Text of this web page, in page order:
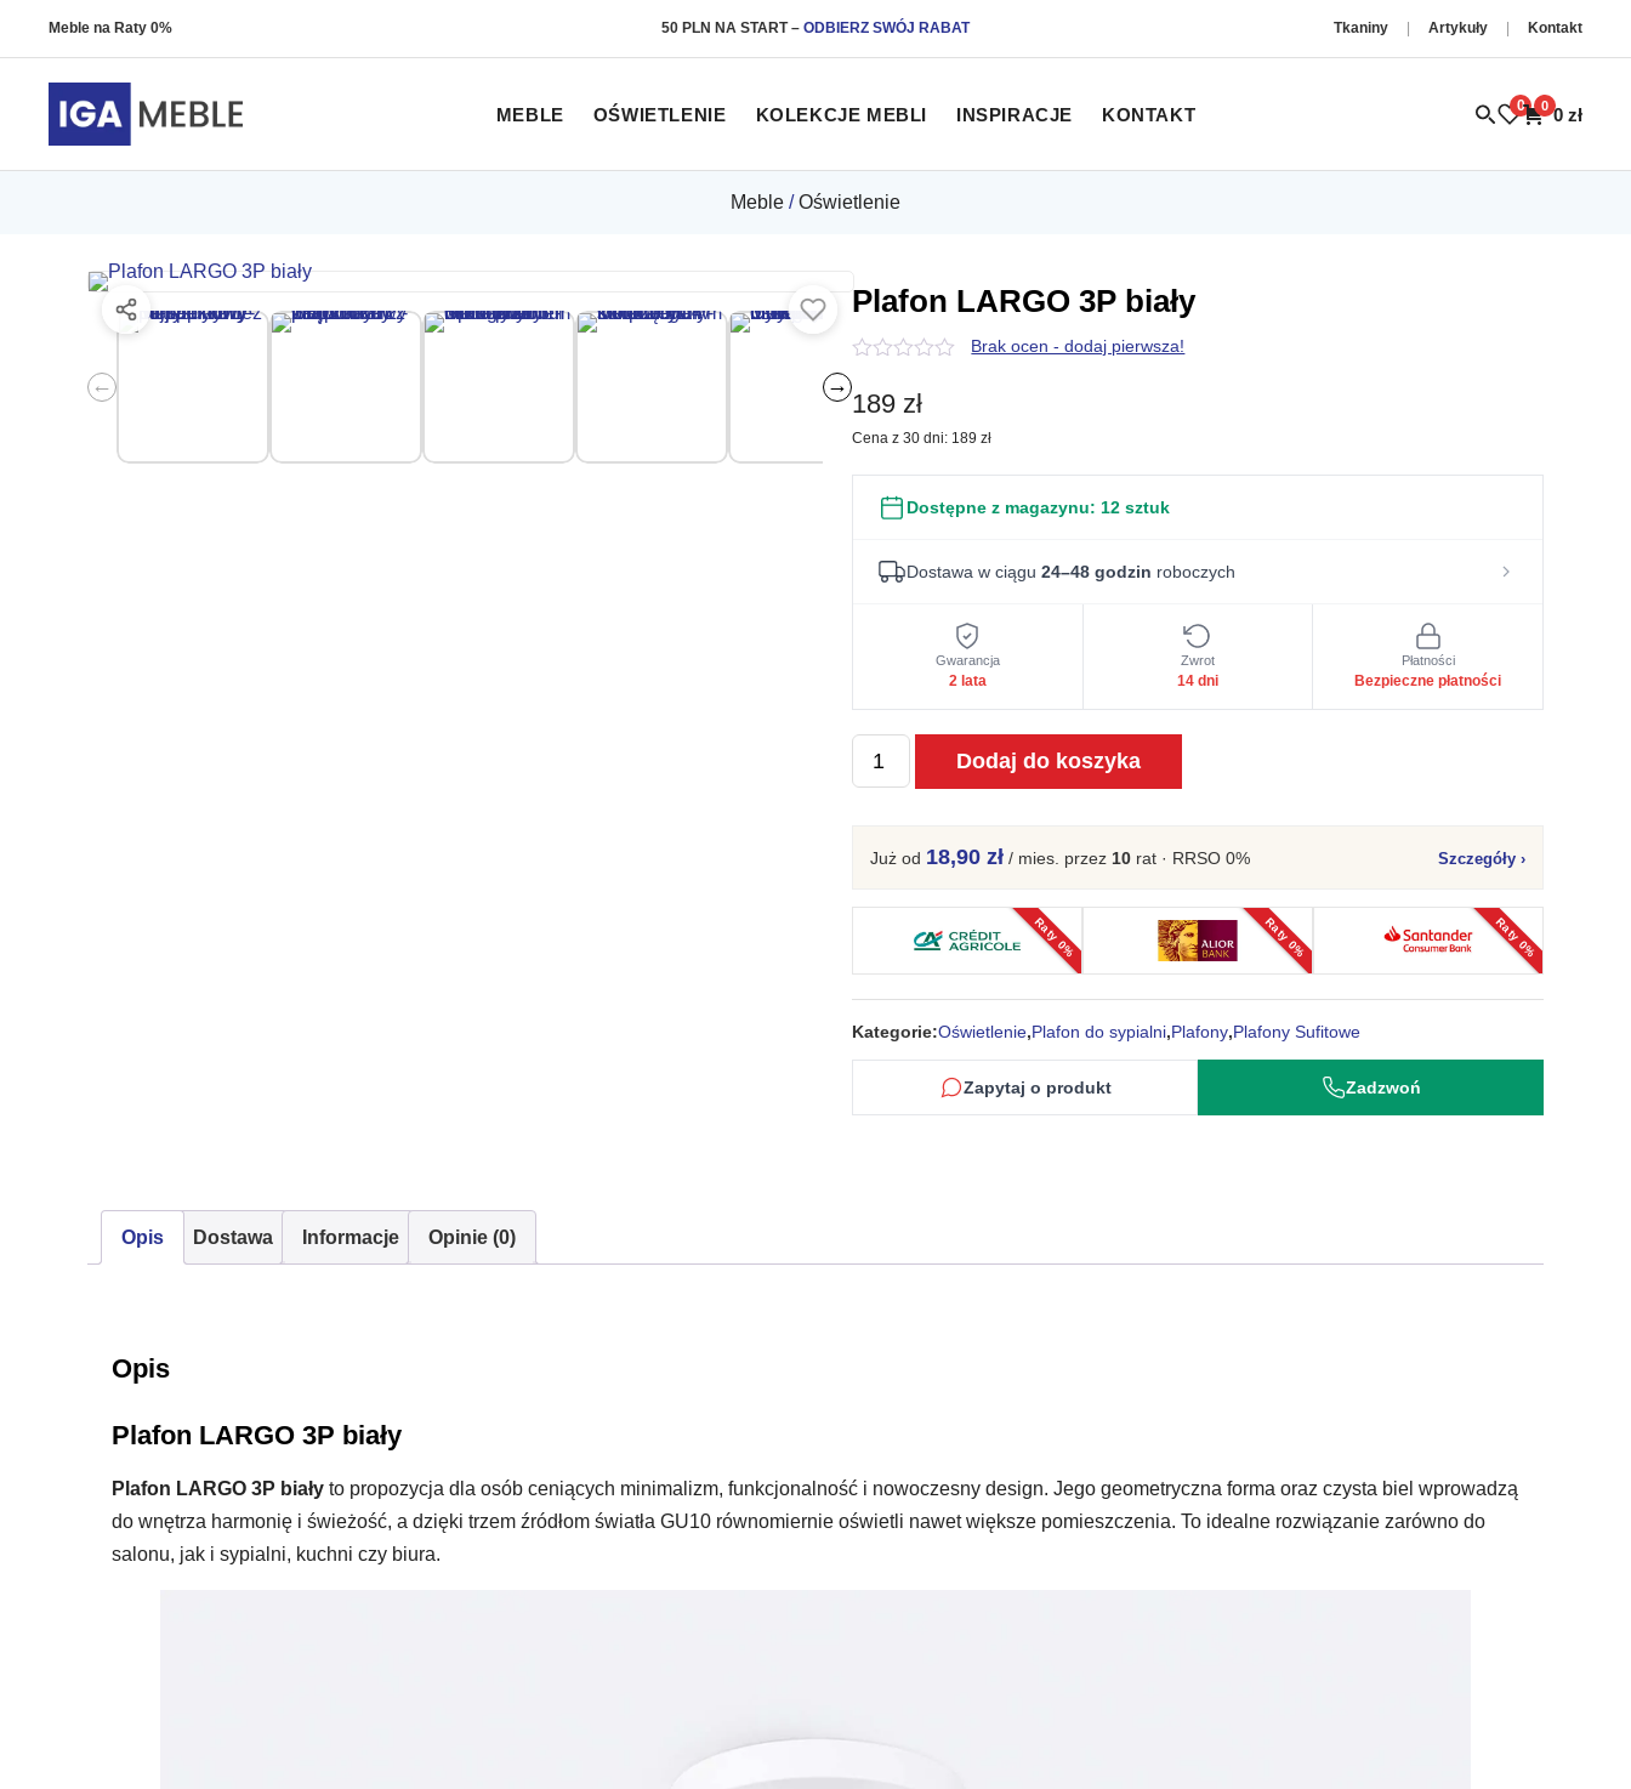
Meble na Raty 0% 50 PLN NA START– ODBIERZ SWÓJ RABAT Tkaniny Artykuły Kontakt
MEBLE OŚWIETLENIE KOLEKCJE MEBLI INSPIRACJE KONTAKT 0 0 0 zł
Meble /Oświetlenie
← →
Plafon LARGO 3P biały
z
5
Brak ocen - dodaj pierwsza!
189 zł
Cena z 30 dni: 189 zł
Dostępne z magazynu: 12 sztuk
Dostawa w ciągu 24–48 godzin roboczych
Gwarancja
2 lata
Zwrot
14 dni
Płatności
Bezpieczne płatności
ilość
Plafon
3P
Dodaj do koszyka
Już od 18,90 zł / mies. przez 10 rat · RRSO 0% Szczegóły ›
Raty 0% Raty 0% Raty 0%
Kategorie:Oświetlenie,Plafon do sypialni,Plafony,Plafony Sufitowe
Zapytaj o produkt Zadzwoń
Opis Dostawa Informacje Opinie (0)
Opis
Plafon LARGO 3P biały
Plafon LARGO 3P biały to propozycja dla osób ceniących minimalizm, funkcjonalność i nowoczesny design. Jego geometryczna forma oraz czysta biel wprowadzą
do wnętrza harmonię i świeżość, a dzięki trzem źródłom światła GU10 równomiernie oświetli nawet większe pomieszczenia. To idealne rozwiązanie zarówno do
salonu, jak i sypialni, kuchni czy biura.